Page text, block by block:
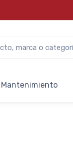
Mantenimiento